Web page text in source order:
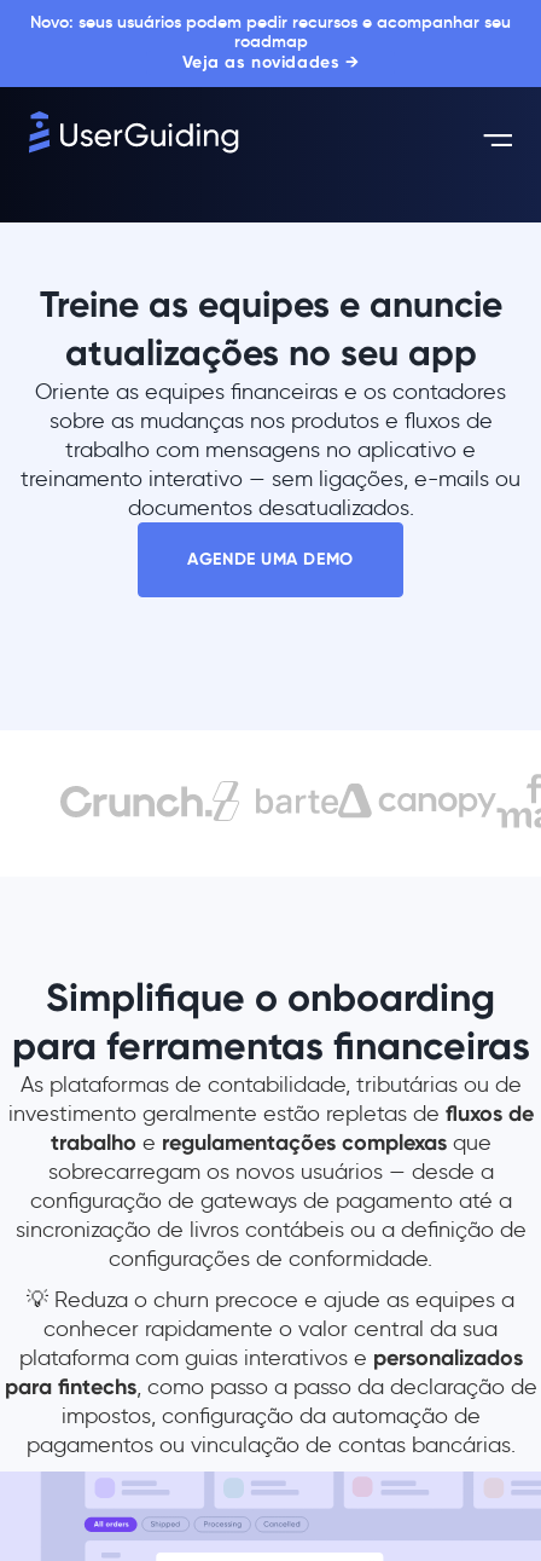
Novo: seus usuários podem pedir recursos e acompanhar seu
roadmap
Veja as novidades →
Treine as equipes e anuncie
atualizações no seu app
Oriente as equipes financeiras e os contadores
sobre as mudanças nos produtos e fluxos de
trabalho com mensagens no aplicativo e
treinamento interativo — sem ligações, e-mails ou
documentos desatualizados.
AGENDE UMA DEMO
Simplifique o onboarding
para ferramentas financeiras
As plataformas de contabilidade, tributárias ou de
investimento geralmente estão repletas de fluxos de
trabalho e regulamentações complexasque
sobrecarregam os novos usuários — desde a
configuração de gateways de pagamento até a
sincronização de livros contábeis ou a definição de
configurações de conformidade.
💡 Reduza o churn precoce e ajude as equipes a
conhecer rapidamente o valor central da sua
plataforma com guias interativos e personalizados
para fintechs, como passo a passo da declaração de
impostos, configuração da automação de
pagamentos ou vinculação de contas bancárias.